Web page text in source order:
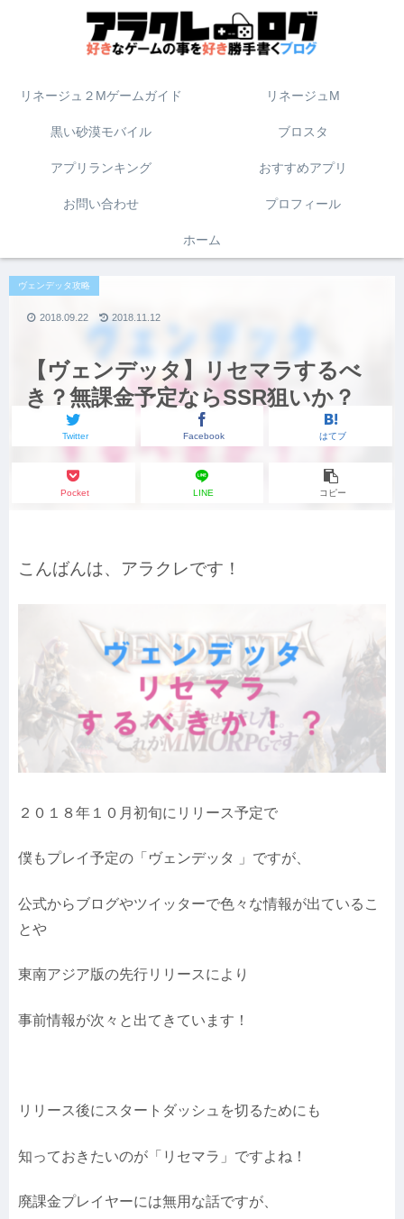
リネージュ２Mゲームガイド リネージュM
黒い砂漠モバイル ブロスタ
アプリランキング おすすめアプリ
お問い合わせ プロフィール
ホーム
【ヴェンデッタ】リセマラするべ
き？無課金予定ならSSR狙いか？
ヴェンデッタ攻略
Twitter Facebook はてブ
Pocket LINE コピー
2018.11.12
2018.09.22
こんばんは、アラクレです！
２０１８年１０月初旬にリリース予定で
僕もプレイ予定の「ヴェンデッタ 」ですが、
公式からブログやツイッターで色々な情報が出ているこ
とや
東南アジア版の先行リリースにより
事前情報が次々と出てきています！
リリース後にスタートダッシュを切るためにも
知っておきたいのが「リセマラ」ですよね！
廃課金プレイヤーには無用な話ですが、